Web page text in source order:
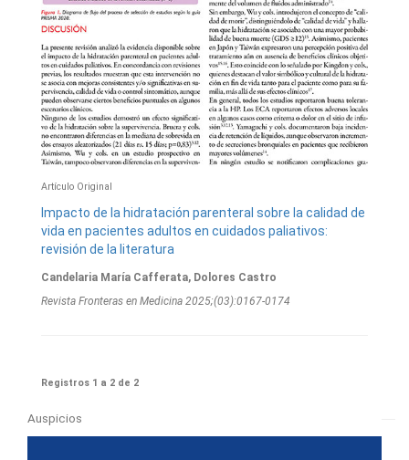
Artí­culo Original
Impacto de la hidratación parenteral sobre la calidad de
vida en pacientes adultos en cuidados paliativos:
revisión de la literatura
Candelaria María Cafferata, Dolores Castro
Revista Fronteras en Medicina 2025;(03):0167-0174
Registros 1 a 2 de 2
Auspicios